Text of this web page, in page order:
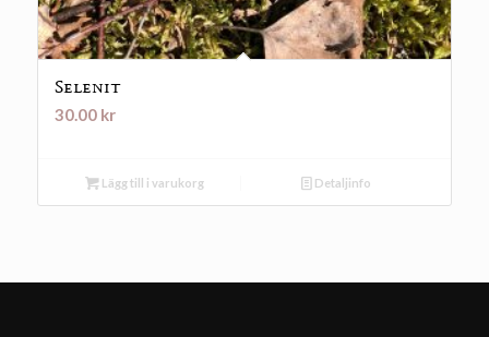
Selenit
30.00 kr
Lägg till i varukorg Detaljinfo